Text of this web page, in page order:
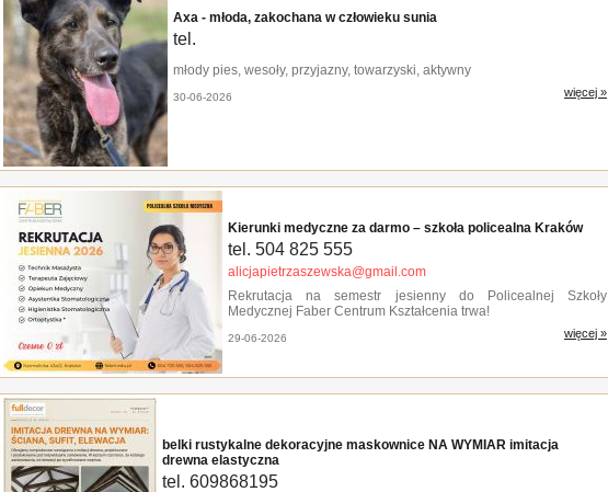
Axa - młoda, zakochana w człowieku sunia
tel.
młody pies, wesoły, przyjazny, towarzyski, aktywny
30-06-2026 więcej »
Kierunki medyczne za darmo – szkoła policealna Kraków
tel. 504 825 555
alicjapietrzaszewska@gmail.com
Rekrutacja na semestr jesienny do Policealnej Szkoły
Medycznej Faber Centrum Kształcenia trwa!
29-06-2026 więcej »
belki rustykalne dekoracyjne maskownice NA WYMIAR imitacja
drewna elastyczna
tel. 609868195